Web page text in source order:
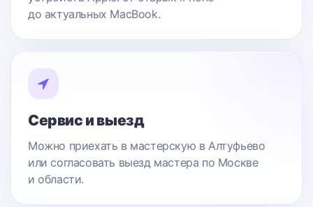
до актуальных MacBook.
Сервис и выезд
Можно приехать в мастерскую в Алтуфьево
или согласовать выезд мастера по Москве
и области.